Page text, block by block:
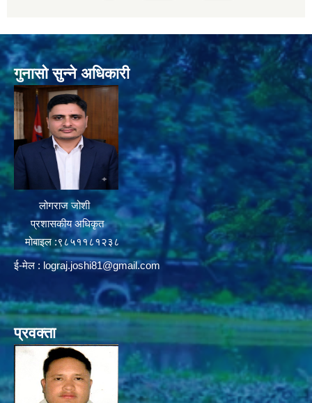
गुनासो सुन्ने अधिकारी
लोगराज जोशी
प्रशासकीय अधिकृत
मोबाइल :९८५११८१२३८
ई-मेल : lograj.joshi81@gmail.com
प्रवक्ता